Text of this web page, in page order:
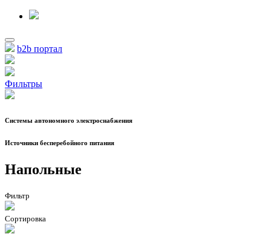
b2b портал
Фильтры
Системы автономного электроснабжения
Источники бесперебойного питания
Напольные
Фильтр
Сортировка